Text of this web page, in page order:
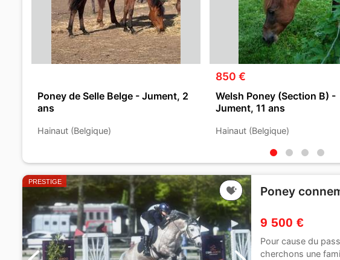
Poney de Selle Belge - Jument, 2
ans
Hainaut (Belgique)
850 €
Welsh Poney (Section B) -
Jument, 11 ans
Hainaut (Belgique)
PRESTIGE
Poney
9 500 €
Pour cause du
cherchons une